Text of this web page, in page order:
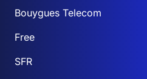
Bouygues Telecom
Free
SFR